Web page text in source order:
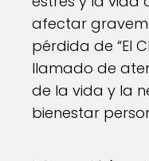
afectar
pérdida de “El
llamado de
de la vida y la
bienestar